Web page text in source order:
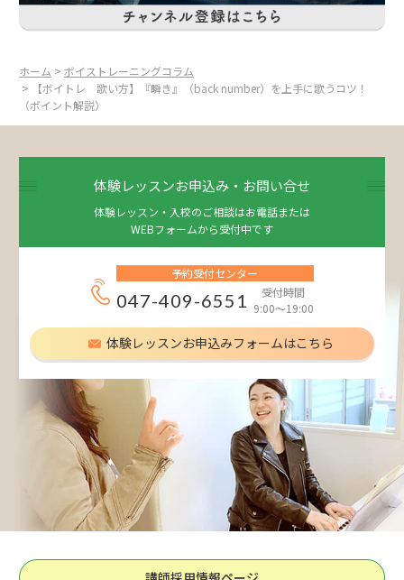
ホーム > ボイストレーニングコラム
> 【ボイトレ 歌い方】『瞬き』（back number）を上手に歌うコツ！
（ポイント解説）
体験レッスンお申込み・お問い合せ
体験レッスン・入校のご相談はお電話または
WEBフォームから受付中です
予約受付センター
047-409-6551
受付時間
9:00～19:00
体験レッスンお申込みフォームはこちら